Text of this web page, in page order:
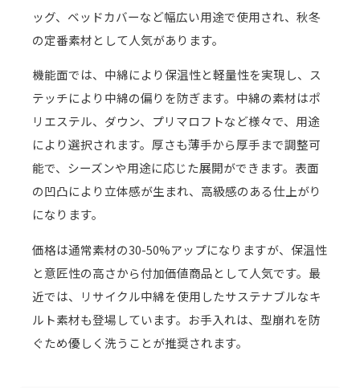
ッグ、ベッドカバーなど幅広い用途で使用され、秋冬
の定番素材として人気があります。
機能面では、中綿により保温性と軽量性を実現し、ス
テッチにより中綿の偏りを防ぎます。中綿の素材はポ
リエステル、ダウン、プリマロフトなど様々で、用途
により選択されます。厚さも薄手から厚手まで調整可
能で、シーズンや用途に応じた展開ができます。表面
の凹凸により立体感が生まれ、高級感のある仕上がり
になります。
価格は通常素材の30-50%アップになりますが、保温性
と意匠性の高さから付加価値商品として人気です。最
近では、リサイクル中綿を使用したサステナブルなキ
ルト素材も登場しています。お手入れは、型崩れを防
ぐため優しく洗うことが推奨されます。